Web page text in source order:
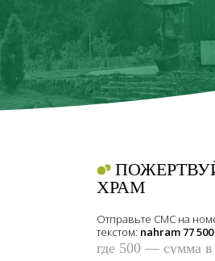
ХРАМ
Отправьте СМС на
текстом: nahram 77 500
где 500 — сумма в